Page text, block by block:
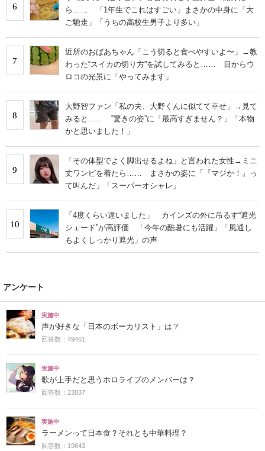
6
ら…… 「1年生でこれはすごい」まさかの中身に「大
ご馳走」「うちの高校生男子より多い」
7
近所のおばあちゃん「こう切ると食べやすいよ〜」→教
わった“スイカの切り方”を試してみると…… 目からウ
ロコの光景に「やってみます」
8
大野智ファン「私の夫、大野くんに似てて幸せ」→見て
みると…… ‟驚きの姿”に「最高すぎません？」「本物
かと思いました！」
9
「その体型でよく脚出せるよね」と言われた女性→ミニ
丈ワンピを着たら…… まさかの姿に「『マジか！』っ
て叫んだ」「スーパーオシャレ」
10
「4度くらい違いました」 カインズの外に吊るす“遮光
シェード”が高評価 「今年の酷暑にも活躍」「風通し
もよくしっかり遮光」の声
アンケート
実施中
声が好きな「日本のボーカリスト」は？
回答数：49461
実施中
歌が上手だと思うホロライブのメンバーは？
回答数：23837
実施中
ラーメンって日本食？それとも中華料理？
回答数：19643